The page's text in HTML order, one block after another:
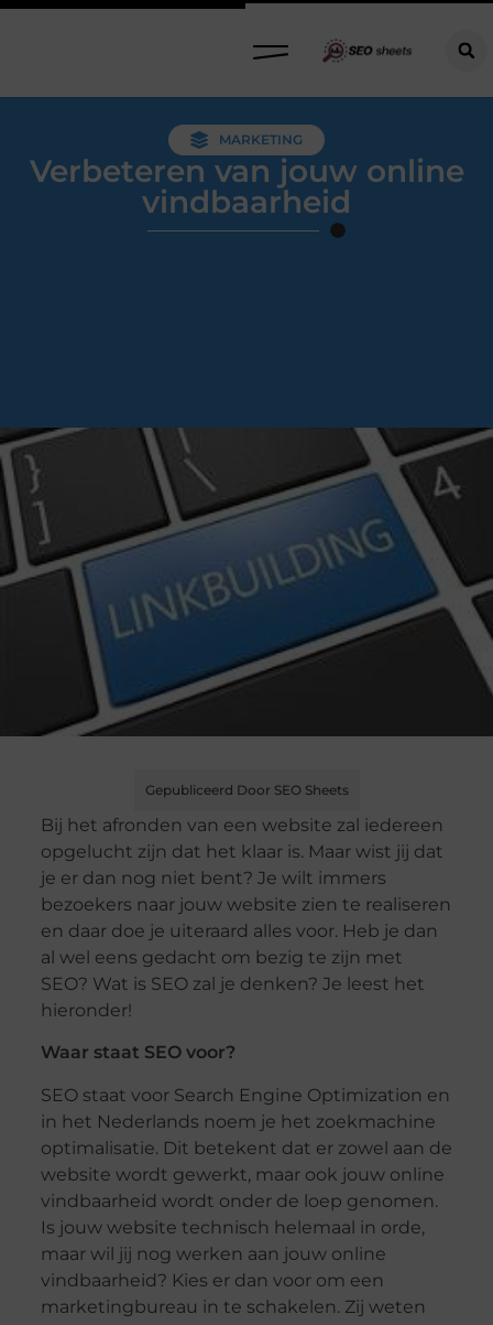
MARKETING
Verbeteren van jouw online
vindbaarheid
Gepubliceerd Door SEO Sheets
Bij het afronden van een website zal iedereen
opgelucht zijn dat het klaar is. Maar wist jij dat
je er dan nog niet bent? Je wilt immers
bezoekers naar jouw website zien te realiseren
en daar doe je uiteraard alles voor. Heb je dan
al wel eens gedacht om bezig te zijn met
SEO? Wat is SEO zal je denken? Je leest het
hieronder!
Waar staat SEO voor?
SEO staat voor Search Engine Optimization en
in het Nederlands noem je het zoekmachine
optimalisatie. Dit betekent dat er zowel aan de
website wordt gewerkt, maar ook jouw online
vindbaarheid wordt onder de loep genomen.
Is jouw website technisch helemaal in orde,
maar wil jij nog werken aan jouw online
vindbaarheid? Kies er dan voor om een
marketingbureau in te schakelen. Zij weten